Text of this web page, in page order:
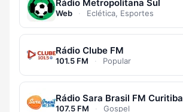
Rádio Metropolitana Sul
Web · Eclética, Esportes
Rádio Clube FM
101.5 FM · Popular
Rádio Sara Brasil FM Curitiba
107.5 FM · Gospel